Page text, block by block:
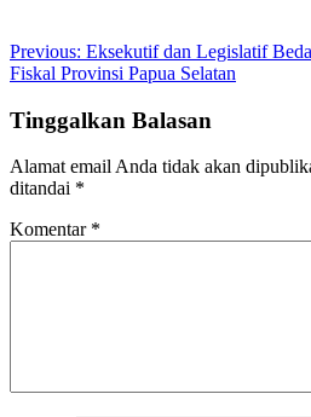
Post
navigation
Previous: Eksekutif dan Legislatif
Fiskal Provinsi Papua Selatan
Tinggalkan Balasan
Alamat email Anda tidak akan
ditandai *
Komentar *